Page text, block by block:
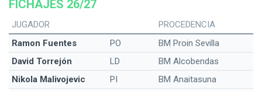
FICHAJES 26/27
JUGADOR
PROCEDENCIA
Ramon Fuentes
PO
BM Proin Sevilla
David Torrejón
LD
BM Alcobendas
Nikola Malivojevic
PI
BM Anaitasuna